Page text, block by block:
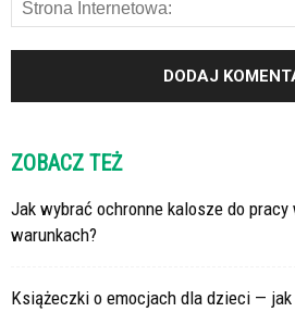
ZOBACZ TEŻ
Jak wybrać ochronne kalosze do
warunkach?
Książeczki o emocjach dla dzieci —